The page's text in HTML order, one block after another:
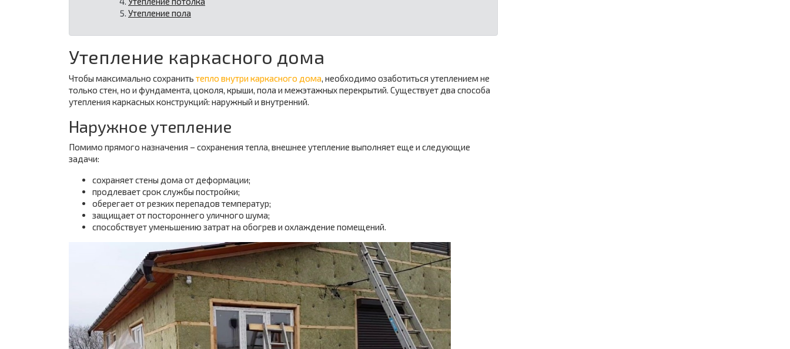
Утепление пола
Утепление каркасного дома
Чтобы максимально сохранить тепло внутри каркасного дома , необходимо озаботиться утеплением не
только стен, но и фундамента, цоколя, крыши, пола и межэтажных перекрытий. Существует два способа
утепления каркасных конструкций: наружный и внутренний.
Наружное утепление
Помимо прямого назначения – сохранения тепла, внешнее утепление выполняет еще и следующие
задачи:
сохраняет стены дома от деформации;
продлевает срок службы постройки;
оберегает от резких перепадов температур;
защищает от постороннего уличного шума;
способствует уменьшению затрат на обогрев и охлаждение помещений.